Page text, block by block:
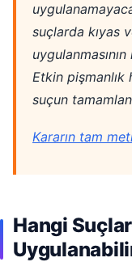
suçlarda kıyas
Etkin
suçun
Kararın tam
Hangi